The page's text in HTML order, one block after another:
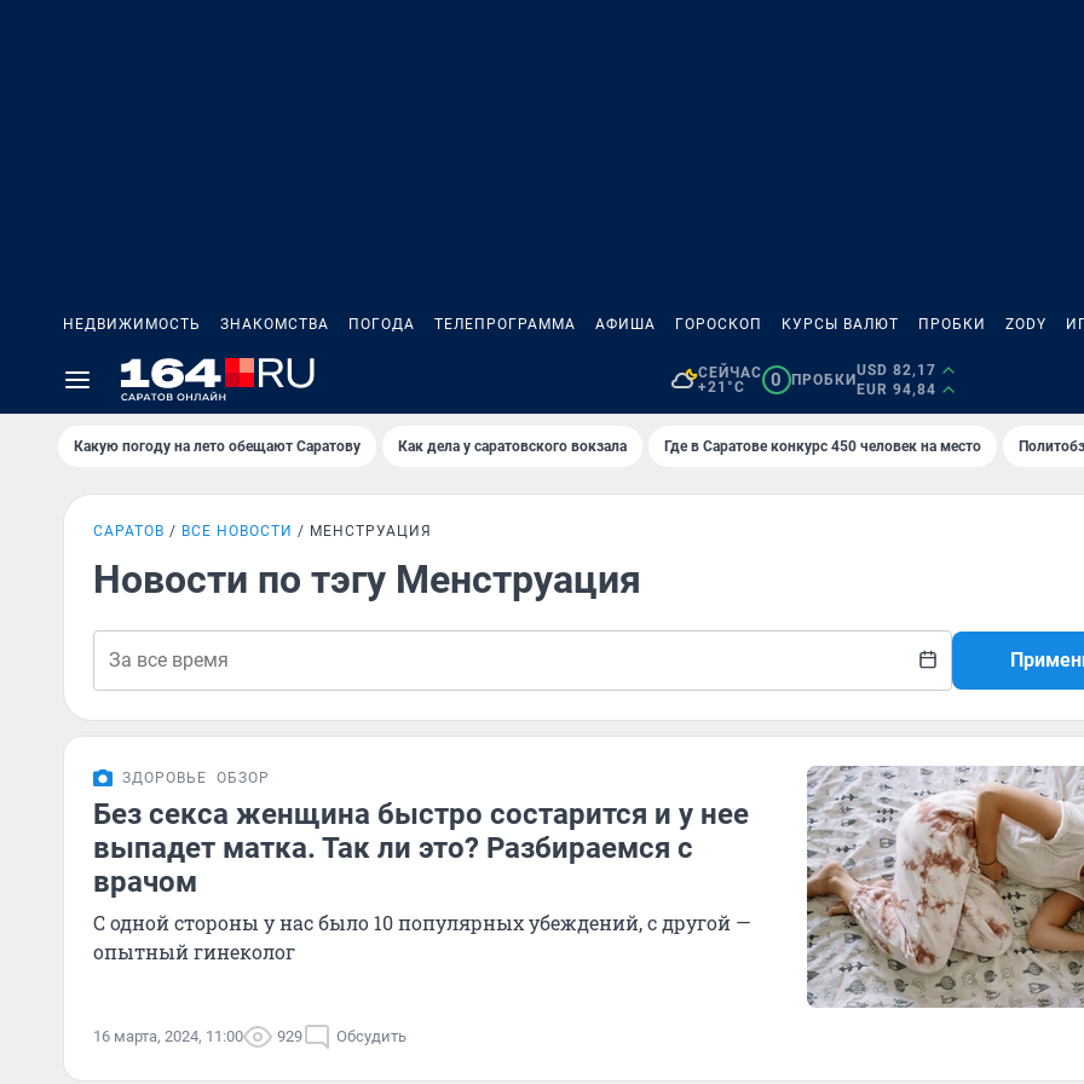
НЕДВИЖИМОСТЬ ЗНАКОМСТВА ПОГОДА ТЕЛЕПРОГРАММА АФИША ГОРОСКОП КУРСЫ ВАЛЮТ ПРОБКИ ZODY
СЕЙЧАС
+21°C
0 ПРОБКИ
USD 82,17
EUR 94,84
Какую погоду на лето обещают Саратову Как дела у саратовского вокзала Где в Саратове конкурс 450 человек на место
САРАТОВ ВСЕ НОВОСТИ МЕНСТРУАЦИЯ
Новости по тэгу Менструация
ЗДОРОВЬЕ ОБЗОР
Без секса женщина быстро состарится и у нее
выпадет матка. Так ли это? Разбираемся с
врачом
С одной стороны у нас было 10 популярных убеждений, с другой —
опытный гинеколог
16 марта, 2024, 11:00 929 Обсудить